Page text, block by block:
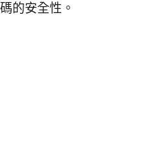
的安全性。